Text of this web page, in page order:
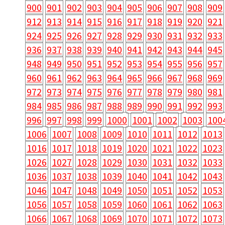
900 901 902 903 904 905 906 907 908 909
912 913 914 915 916 917 918 919 920 921
924 925 926 927 928 929 930 931 932 933
936 937 938 939 940 941 942 943 944 945
948 949 950 951 952 953 954 955 956 957
960 961 962 963 964 965 966 967 968 969
972 973 974 975 976 977 978 979 980 981
984 985 986 987 988 989 990 991 992 993
996 997 998 999 1000 1001 1002 1003
1006 1007 1008 1009 1010 1011 1012 1013
1016 1017 1018 1019 1020 1021 1022 1023
1026 1027 1028 1029 1030 1031 1032 1033
1036 1037 1038 1039 1040 1041 1042 1043
1046 1047 1048 1049 1050 1051 1052 1053
1056 1057 1058 1059 1060 1061 1062 1063
1066 1067 1068 1069 1070 1071 1072 1073